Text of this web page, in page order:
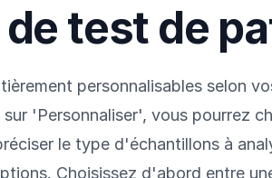
test de
personnalisables selon
'Personnaliser', vous pourrez
le type d'échantillons à
Choisissez d'abord entre